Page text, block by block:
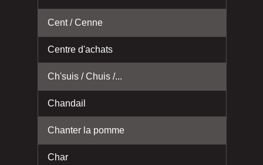
Cent / Cenne
Centre d'achats
Ch'suis / Chuis /...
Chandail
Chanter la pomme
Char